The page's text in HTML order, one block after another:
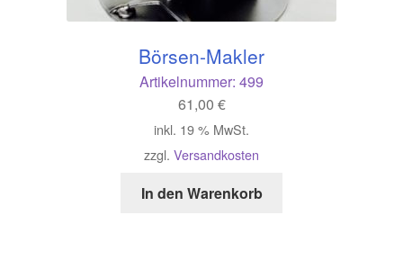
Börsen-Makler
Artikelnummer: 499
61,00 €
inkl. 19 % MwSt.
zzgl. Versandkosten
In den Warenkorb